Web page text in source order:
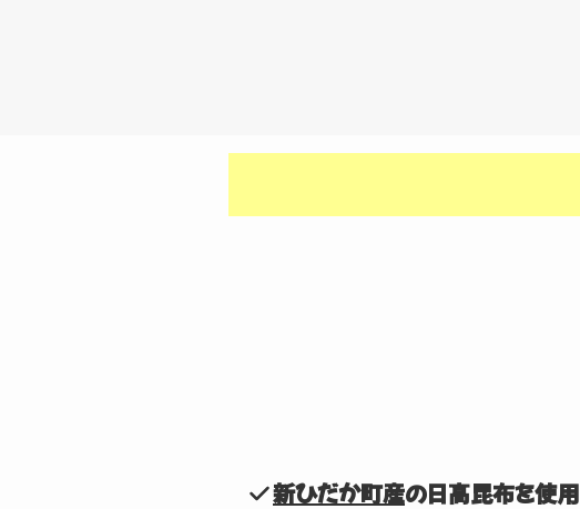
新ひだか町産の日高昆布を使用